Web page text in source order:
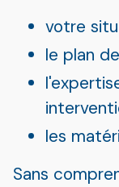
votre
le plan
les
Sans